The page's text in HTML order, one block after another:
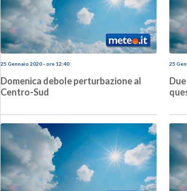
25 Gennaio 2020 - ore 12:40
Domenica debole perturbazione al
Centro-Sud
25